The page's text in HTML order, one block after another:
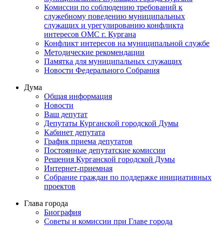
Комиссии по соблюдению требований к
служебному поведению муниципальных
служащих и урегулированию конфликта
интересов ОМС г. Кургана
Конфликт интересов на муниципальной службе
Методические рекомендации
Памятка для муниципальных служащих
Новости Федерального Cобрания
Дума
Общая информация
Новости
Ваш депутат
Депутаты Курганской городской Думы
Кабинет депутата
График приема депутатов
Постоянные депутатские комиссии
Решения Курганской городской Думы
Интернет-приемная
Собрание граждан по поддержке инициативных
проектов
Глава города
Биография
Советы и комиссии при Главе города